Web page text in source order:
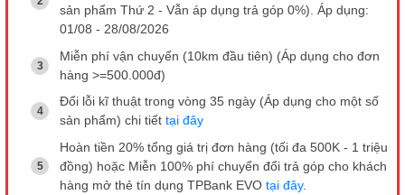
sản phẩm Thứ 2 - Vẫn áp dụng trả góp 0%). Áp dụng:
01/08 - 28/08/2026
Miễn phí vận chuyển (10km đầu tiên) (Áp dụng cho đơn
hàng >=500.000đ)
Đổi lỗi kĩ thuật trong vòng 35 ngày (Áp dụng cho một số
sản phẩm) chi tiết tại đây
Hoàn tiền 20% tổng giá trị đơn hàng (tối đa 500K - 1 triệu
đồng) hoặc Miễn 100% phí chuyển đổi trả góp cho khách
hàng mở thẻ tín dụng TPBank EVO tại đây.